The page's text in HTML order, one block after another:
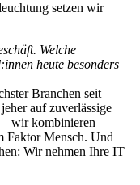
setzen wir
Welche
heute besonders
Branchen seit
auf zuverlässige
– wir kombinieren
Faktor Mensch. Und
Wir nehmen Ihre IT